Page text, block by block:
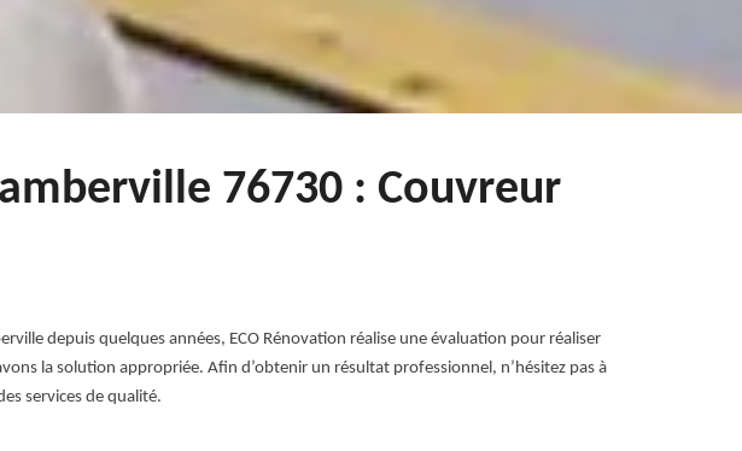
76730 : Couvreur
depuis quelques années, ECO Rénovation réalise une évaluation pour réaliser
la solution appropriée. Afin d’obtenir un résultat professionnel, n’hésitez pas à
services de qualité.